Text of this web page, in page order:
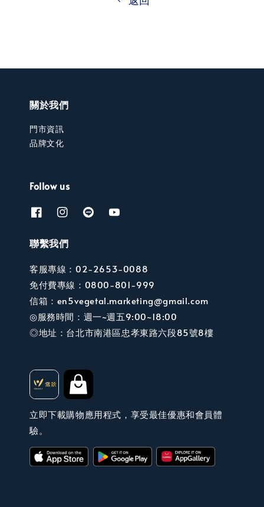
關於我們
門市資訊
品牌文化
Follow us
聯繫我們
客服專線：02-2653-0088
免付費專線：0800-801-999
信箱：en5vegetal.marketing@gmail.com
◎服務時間：週一~週五9:00~18:00
◎地址：台北市南港區忠孝東路六段85號8樓
立即下載購物應用程式，享受最佳優惠和會員體
驗。